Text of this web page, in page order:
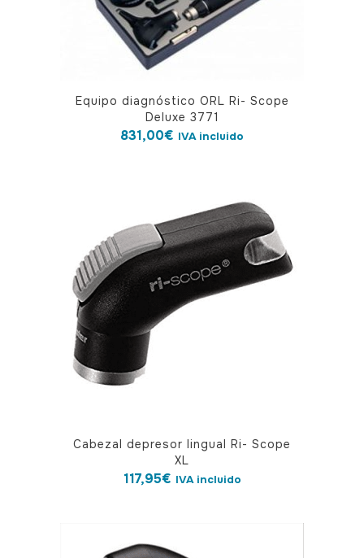
Equipo diagnóstico ORL Ri- Scope
Deluxe 3771
831,00€ IVA incluido
Cabezal depresor lingual Ri- Scope
XL
117,95€ IVA incluido